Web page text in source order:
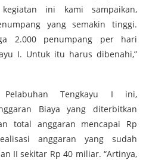
ini kami sampaikan,
yang semakin tinggi.
2.000 penumpang per hari
I. Untuk itu harus dibenahi,”
Pelabuhan Tengkayu I ini,
Biaya yang diterbitkan
total anggaran mencapai Rp
anggaran yang sudah
II sekitar Rp 40 miliar. “Artinya,